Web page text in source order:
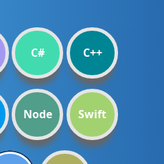
C# C++
Node Swift